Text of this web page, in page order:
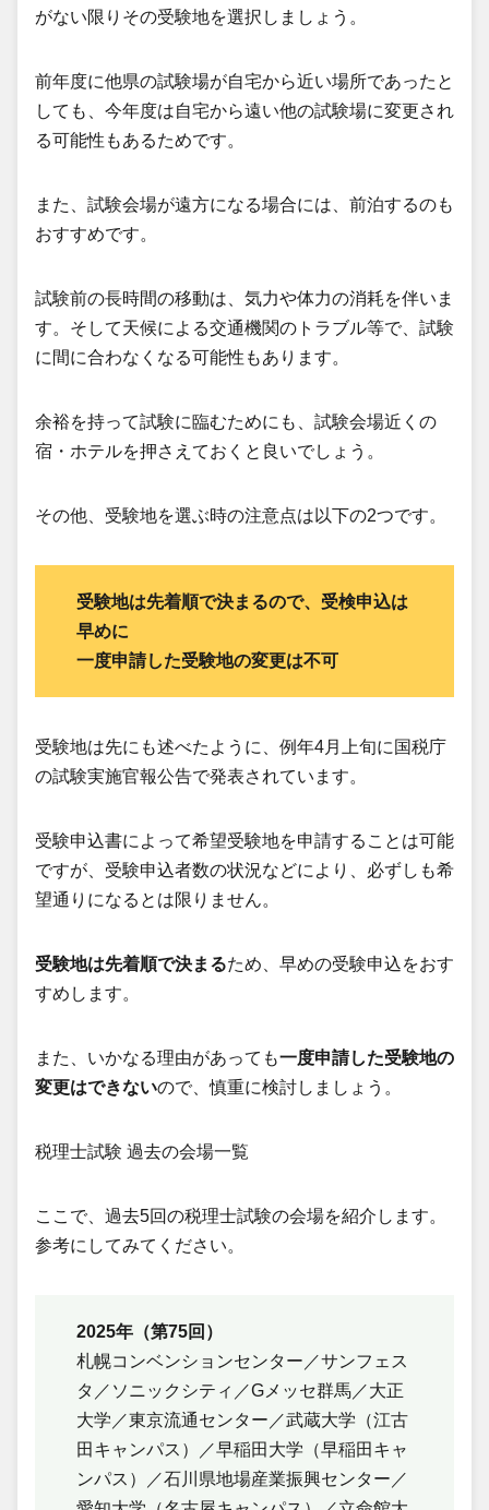
がない限りその受験地を選択しましょう。
前年度に他県の試験場が自宅から近い場所であったと
しても、今年度は自宅から遠い他の試験場に変更され
る可能性もあるためです。
また、試験会場が遠方になる場合には、前泊するのも
おすすめです。
試験前の長時間の移動は、気力や体力の消耗を伴いま
す。そして天候による交通機関のトラブル等で、試験
に間に合わなくなる可能性もあります。
余裕を持って試験に臨むためにも、試験会場近くの
宿・ホテルを押さえておくと良いでしょう。
その他、受験地を選ぶ時の注意点は以下の2つです。
受験地は先着順で決まるので、受検申込は
早めに
一度申請した受験地の変更は不可
受験地は先にも述べたように、例年4月上旬に国税庁
の試験実施官報公告で発表されています。
受験申込書によって希望受験地を申請することは可能
ですが、受験申込者数の状況などにより、必ずしも希
望通りになるとは限りません。
受験地は先着順で決まるため、早めの受験申込をおす
すめします。
また、いかなる理由があっても一度申請した受験地の
変更はできないので、慎重に検討しましょう。
税理士試験 過去の会場一覧
ここで、過去5回の税理士試験の会場を紹介します。
参考にしてみてください。
2025年（第75回）
札幌コンベンションセンター／サンフェス
タ／ソニックシティ／Gメッセ群馬／大正
大学／東京流通センター／武蔵大学（江古
田キャンパス）／早稲田大学（早稲田キャ
ンパス）／石川県地場産業振興センター／